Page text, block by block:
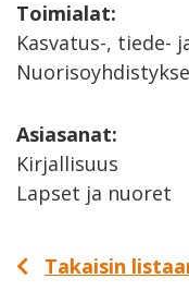
Toimialat:
Kasvatus-, tiede-
Asiasanat:
Kirjallisuus
Lapset ja nuoret
Takaisin